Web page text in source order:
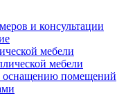
и консультации
мебели
мебели
оснащению помещений